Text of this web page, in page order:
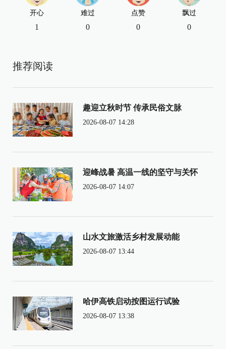
开心
1
难过
0
点赞
0
飘过
0
推荐阅读
趣迎立秋时节 传承民俗文脉
2026-08-07 14:28
迎峰战暑 高温一线的坚守与关怀
2026-08-07 14:07
山水文旅激活乡村发展动能
2026-08-07 13:44
哈伊高铁启动按图运行试验
2026-08-07 13:38